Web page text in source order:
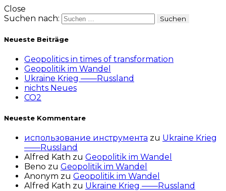
Close
Suchen nach:
Neueste Beiträge
Geopolitics in times of transformation
Geopolitik im Wandel
Ukraine Krieg ——Russland
nichts Neues
CO2
Neueste Kommentare
использование инструмента zu Ukraine Krieg
——Russland
Alfred Kath zu Geopolitik im Wandel
Beno zu Geopolitik im Wandel
Anonym zu Geopolitik im Wandel
Alfred Kath zu Ukraine Krieg ——Russland